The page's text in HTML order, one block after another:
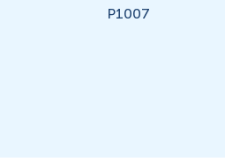
неспецифічні ознаки,
на нігтях. Також
Більша частина талію
P1007